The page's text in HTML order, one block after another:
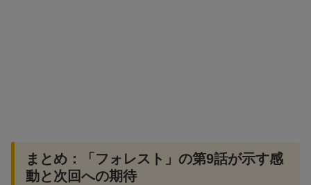
まとめ：「フォレスト」の第9話が示す感
動と次回への期待